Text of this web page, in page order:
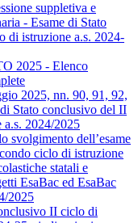
suppletiva e
- Esame di Stato
di istruzione a.s. 2024-
2025 - Elenco
2025, nn. 90, 91, 92,
Stato conclusivo del II
2024/2025
svolgimento dell’esame
ciclo di istruzione
statali e
EsaBac ed EsaBac
2025
II ciclo di